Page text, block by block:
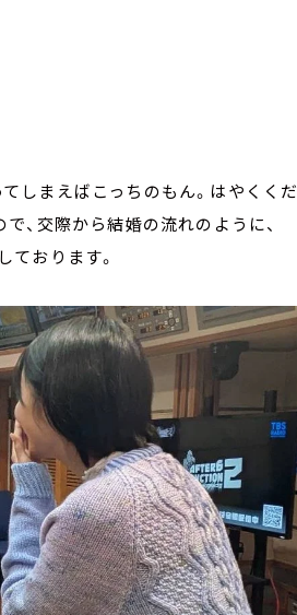
しまえばこっちのもん。はやくくだ
、交際から結婚の流れのように、
ております。